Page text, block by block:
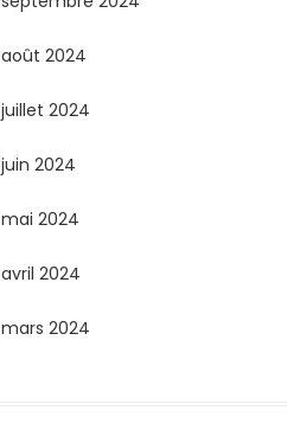
août 2024
juillet 2024
juin 2024
mai 2024
avril 2024
mars 2024